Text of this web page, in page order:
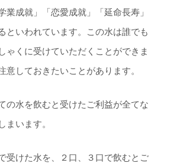
業成就」「恋愛成就」「延命長寿」
といわれています。この水は誰でも
ゃくに受けていただくことができま
意しておきたいことがあります。
の水を飲むと受けたご利益が全てな
まいます。
受けた水を、２口、３口で飲むとご